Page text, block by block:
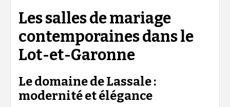
Les salles de mariage
contemporaines dans le
Lot-et-Garonne
Le domaine de Lassale :
modernité et élégance